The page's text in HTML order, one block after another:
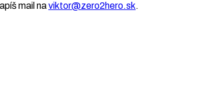
mail naviktor@zero2hero.sk.